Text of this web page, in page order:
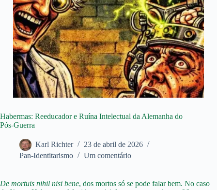
Habermas: Reeducador e Ruína Intelectual da Alemanha do
Pós-Guerra
Karl Richter
23 de abril de 2026
Pan-Identitarismo
Um comentário
De mortuis nihil nisi bene, dos mortos só se pode falar bem. No caso